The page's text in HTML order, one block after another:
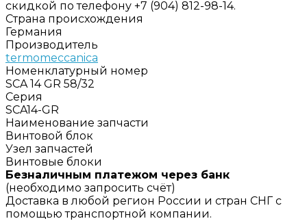
скидкой по телефону +7 (904) 812-98-14.
Страна происхождения
Германия
Производитель
termomeccanica
Номенклатурный номер
SCA 14 GR 58/32
Серия
SCA14-GR
Наименование запчасти
Винтовой блок
Узел запчастей
Винтовые блоки
Безналичным платежом через банк
(необходимо запросить счёт)
Доставка в любой регион России и стран СНГ с
помощью транспортной компании.